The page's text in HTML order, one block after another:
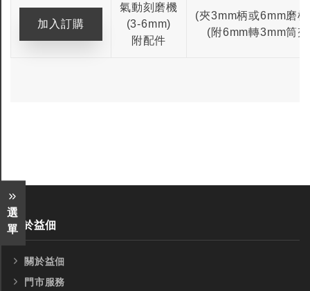
選
單
氣動刻磨機
(3-6mm)
附配件
(夾3mm柄或6mm磨
(附6mm轉3mm筒
關於益佃
關於益佃
門市服務